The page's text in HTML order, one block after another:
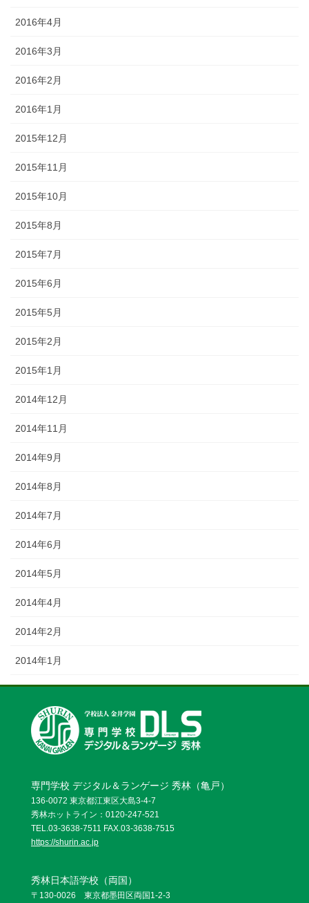
2016年4月
2016年3月
2016年2月
2016年1月
2015年12月
2015年11月
2015年10月
2015年8月
2015年7月
2015年6月
2015年5月
2015年2月
2015年1月
2014年12月
2014年11月
2014年9月
2014年8月
2014年7月
2014年6月
2014年5月
2014年4月
2014年2月
2014年1月
専門学校 デジタル＆ランゲージ 秀林（亀戸）
136-0072 東京都江東区大島3-4-7
秀林ホットライン：0120-247-521
TEL.03-3638-7511 FAX.03-3638-7515
https://shurin.ac.jp
秀林日本語学校（両国）
〒130-0026 東京都墨田区両国1-2-3